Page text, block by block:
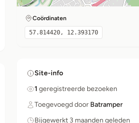
Coördinaten
57.814420, 12.393170
Site-info
1 geregistreerde bezoeken
Toegevoegd door Batramper
Bijgewerkt 3 maanden geleden